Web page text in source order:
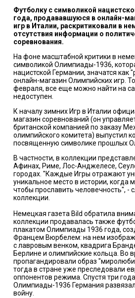
Футболку с символикой
года, продававшуюся в онлайн-
игр в Италии, раскритиковали в
отсутствия информации о
соревнования.
На фоне масштабной критики в
символикой Олимпиады-1936,
нацистской Германии, значатся как
онлайн-магазин Олимпийских игр.
февраля, все еще можно найти на
недоступен.
К началузимних Игр в Италии
магазин соревнований (он
британской компанией по заказу
олимпийского комитета) выпустил
посвященную символике прошлых
В частности, в коллекции
Афинах, Риме, Лос-Анджелесе,
городах. "Каждые Игры отражают
уникальное место в истории, когда
чтобы прославить человечность", -
коллекции.
Немецкая газета Bild обратила
коллекции продавалась также
плакатом Олимпиады 1936 года,
Францем Вюрбелем: на нем
с лавровым венком, квадрига
Берлине и олимпийские кольца. Во
пропагандировали образ
тогда в стране уже преследовали
оппонентов режима. Спустя три
Олимпиады-1936 Германия
войну.